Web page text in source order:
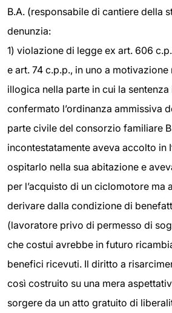
B.A. (responsabile di cantiere della
denunzia:
1) violazione di legge ex art. 606
e art. 74 c.p.p., in uno a
illogica nella parte in cui la sentenza
confermato l’ordinanza ammissiva
parte civile del consorzio familiare
incontestatamente aveva accolto in
ospitarlo nella sua abitazione e
per l’acquisto di un ciclomotore ma
derivare dalla condizione di
(lavoratore privo di permesso di
che costui avrebbe in futuro
benefici ricevuti. Il diritto a
così costruito su una mera
sorgere da un atto gratuito di